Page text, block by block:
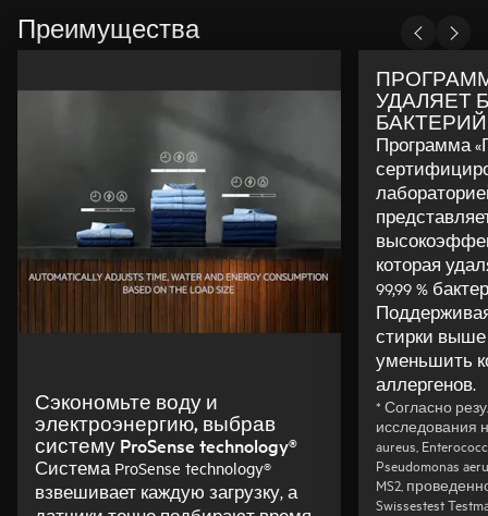
Преимущества
Сэкономьте воду и
электроэнергию, выбрав
систему ProSense technology®
Система ProSense technology®
взвешивает каждую загрузку, а
УДАЛЯЕТ
Программа
которая
99,99 %
стирки выше
уменьшить
аллергенов.
* Согласно
исследования
aureus,
Pseudomonas
MS2,
Swissestest